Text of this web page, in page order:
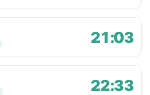
21:03
22:33